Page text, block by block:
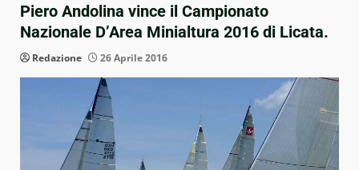
Piero Andolina vince il Campionato
Nazionale D’Area Minialtura 2016 di Licata.
Redazione 26 Aprile 2016